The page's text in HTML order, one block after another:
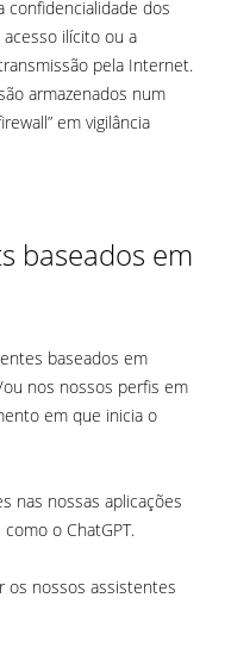
confidencialidade dos
ilícito ou a
pela Internet.
armazenados num
em vigilância
baseados em
baseados em
nos nossos perfis em
em que inicia o
nas nossas aplicações
o ChatGPT.
os nossos assistentes